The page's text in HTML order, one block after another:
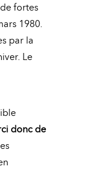
fortes
1980.
par la
Le
donc de